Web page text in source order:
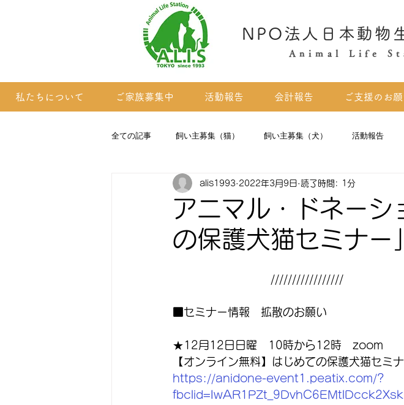
NPO法人日本動物
Animal Life
私たちについて ご家族募集中 活動報告 会計報告 ご支援のお
全ての記事 飼い主募集（猫） 飼い主募集（犬） 活動報告
掲載依頼のあった子たち(猫)
アニマル・ドネーシ
の保護犬猫セミナー
alis1993 2022年3月9日 読了時間: 1分
/////////////////
■セミナー情報　拡散のお願い
★12月12日日曜　10時から12時　zoom
【オンライン無料】はじめての保護犬猫セミ
https://anidone-event1.peatix.com/?